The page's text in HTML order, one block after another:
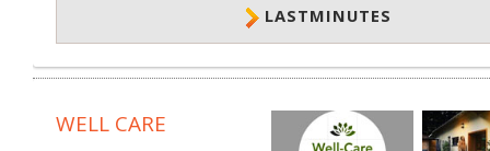
LASTMINUTES
WELL CARE